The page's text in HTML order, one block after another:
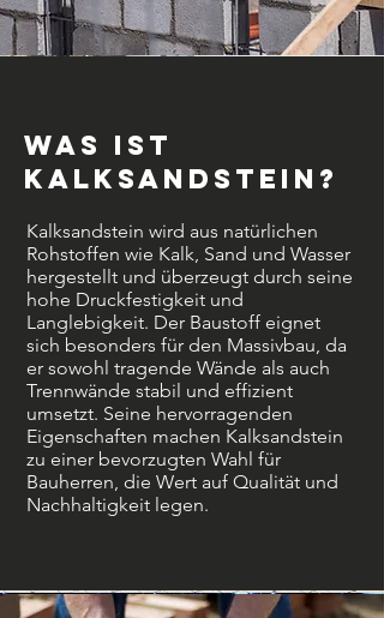
Was ist
Kalksandstein?
Kalksandstein wird aus natürlichen
Rohstoffen wie Kalk, Sand und Wasser
hergestellt und überzeugt durch seine
hohe Druckfestigkeit und
Langlebigkeit. Der Baustoff eignet
sich besonders für den Massivbau, da
er sowohl tragende Wände als auch
Trennwände stabil und effizient
umsetzt. Seine hervorragenden
Eigenschaften machen Kalksandstein
zu einer bevorzugten Wahl für
Bauherren, die Wert auf Qualität und
Nachhaltigkeit legen.